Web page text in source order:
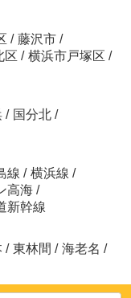
/ 藤沢市 /
区 / 横浜市戸塚区 /
/ 国分北 /
線 / 横浜線 /
高海 /
新幹線
/ 東林間 / 海老名 /